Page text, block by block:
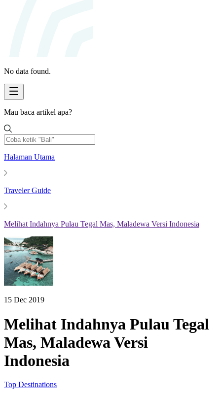
No data found.
Mau baca artikel apa?
Halaman Utama
Traveler Guide
Melihat Indahnya Pulau Tegal Mas, Maladewa Versi Indonesia
15 Dec 2019
Melihat Indahnya Pulau Tegal
Mas, Maladewa Versi
Indonesia
Top Destinations